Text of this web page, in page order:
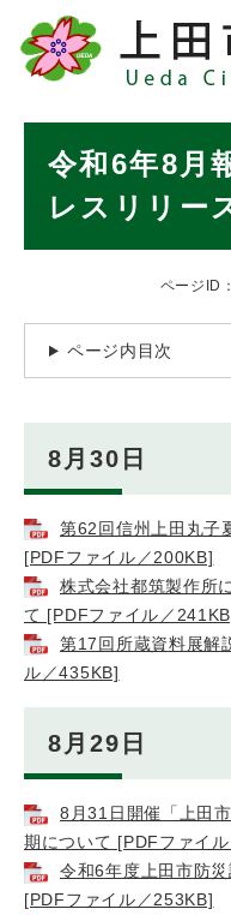
メニュ
令和6年8月
レスリリー
ページID
ページ内目次
8月30日
第62回信州上田丸子
[PDFファイル／200KB]
株式会社都筑製作所
て [PDFファイル／
第17回所蔵資料展解
ル／435KB]
8月29日
8月31日開催「上田
期について [PDFファイ
令和6年度上田市防
[PDFファイル／253KB]